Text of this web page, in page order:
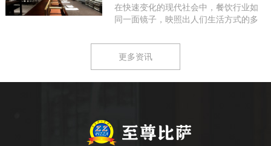
在快速变化的现代社会中，餐饮行业如
同一面镜子，映照出人们生活方式的多
更多资讯